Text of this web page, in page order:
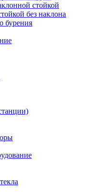
стойкой
без наклона
бурения